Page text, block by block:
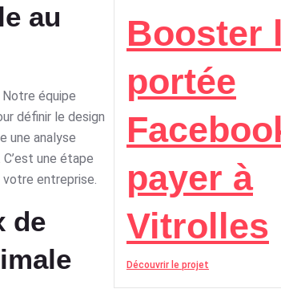
au
équipe
définir le design
une analyse
une étape
entreprise.
de
Booster
portée
payer à
Vitrolles
Découvrir le projet